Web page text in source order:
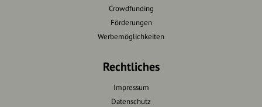
Crowdfunding
Förderungen
Werbemöglichkeiten
Rechtliches
Impressum
Datenschutz